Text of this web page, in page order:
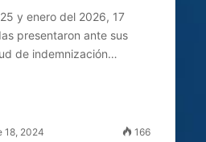
y enero del 2026, 17
presentaron ante sus
de indemnización…
18, 2024 166